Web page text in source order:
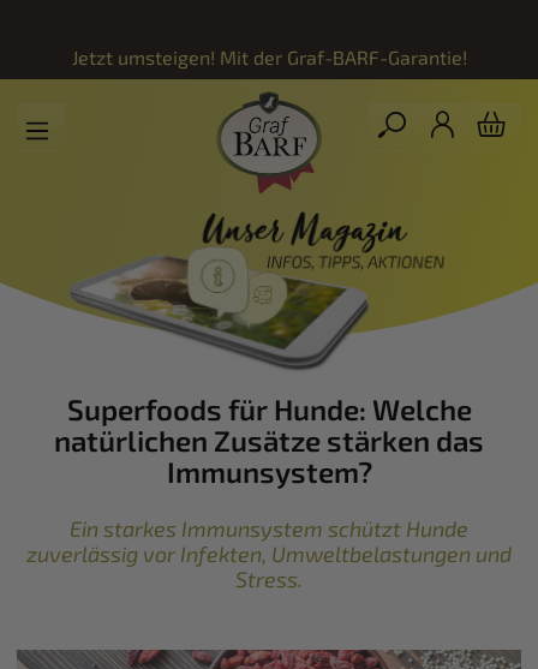
Jetzt umsteigen! Mit der Graf-BARF-Garantie!
Superfoods für Hunde: Welche
natürlichen Zusätze stärken das
Immunsystem?
Ein starkes Immunsystem schützt Hunde
zuverlässig vor Infekten, Umweltbelastungen und
Stress.